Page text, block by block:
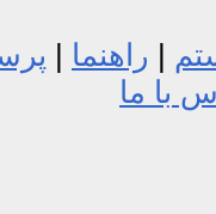
| راهنما|
با ما